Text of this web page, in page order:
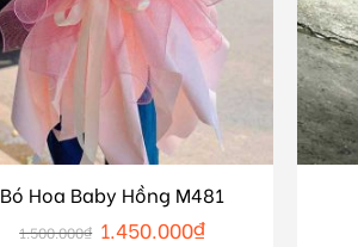
Bó Hoa Baby Hồng M481
1.500.000₫ 1.450.000₫